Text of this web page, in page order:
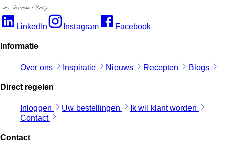
LinkedIn Instagram Facebook
Informatie
Over ons Inspiratie Nieuws Recepten Blogs
Direct regelen
Inloggen Uw bestellingen
Ik wil klant worden
Contact
Contact